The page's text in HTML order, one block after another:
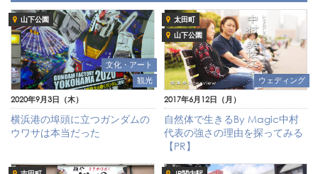
山下公園
文化・アート
観光
2020年9月3日（木）
横浜港の埠頭に立つガンダムの
ウワサは本当だった
太田町
山下公園
ウェディング
2017年6月12日（月）
自然体で生きるBy Magic中村
代表の強さの理由を探ってみる
【PR】